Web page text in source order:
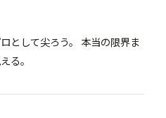
として尖ろう。 本当の限界ま
る。